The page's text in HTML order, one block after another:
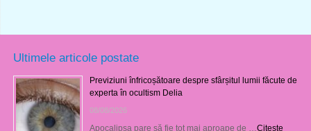
Ultimele articole postate
Previziuni înfricoșătoare despre sfârșitul lumii făcute de
experta în ocultism Delia
08/08/2026
Apocalipsa pare să fie tot mai aproape de … Citeşte